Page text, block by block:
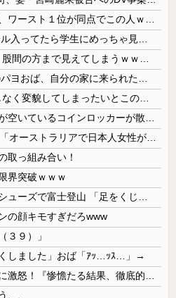
取っ組み合い！
界突破ｗｗｗ
の顔キモすぎだろwww
３９）」
しました」おば「ｱｯ…ｯｽ…」→
、、